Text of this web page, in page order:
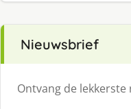
Nieuwsbrief
Ontvang de